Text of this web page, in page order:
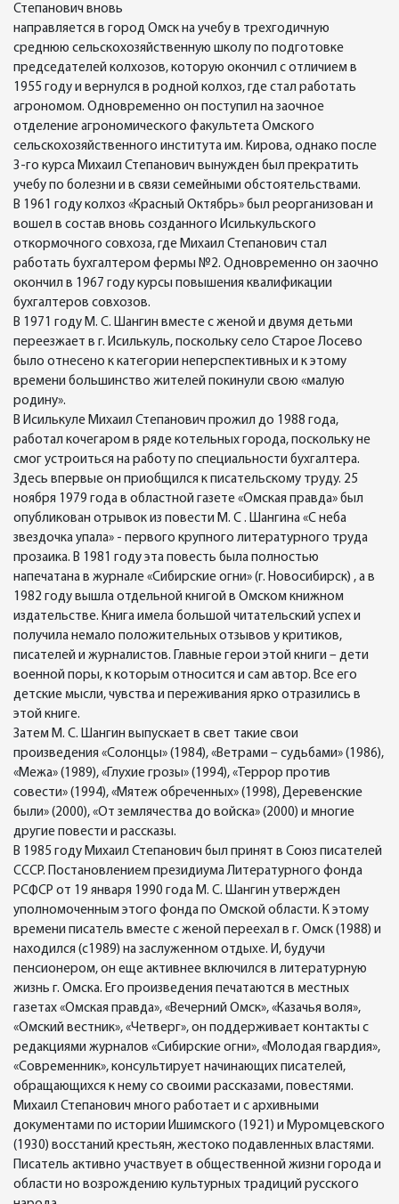
Степанович вновь
направляется в город Омск на учебу в трехгодичную
среднюю сельскохозяйственную школу по подготовке
председателей колхозов, которую окончил с отличием в
1955 году и вернулся в родной колхоз, где стал работать
агрономом. Одновременно он поступил на заочное
отделение агрономического факультета Омского
сельскохозяйственного института им. Кирова, однако после
3-го курса Михаил Степанович вынужден был прекратить
учебу по болезни и в связи семейными обстоятельствами.
В 1961 году колхоз «Красный Октябрь» был реорганизован и
вошел в состав вновь созданного Исилькульского
откормочного совхоза, где Михаил Степанович стал
работать бухгалтером фермы №2. Одновременно он заочно
окончил в 1967 году курсы повышения квалификации
бухгалтеров совхозов.
В 1971 году М. С. Шангин вместе с женой и двумя детьми
переезжает в г. Исилькуль, поскольку село Старое Лосево
было отнесено к категории неперспективных и к этому
времени большинство жителей покинули свою «малую
родину».
В Исилькуле Михаил Степанович прожил до 1988 года,
работал кочегаром в ряде котельных города, поскольку не
смог устроиться на работу по специальности бухгалтера.
Здесь впервые он приобщился к писательскому труду. 25
ноября 1979 года в областной газете «Омская правда» был
опубликован отрывок из повести М. С . Шангина «С неба
звездочка упала» - первого крупного литературного труда
прозаика. В 1981 году эта повесть была полностью
напечатана в журнале «Сибирские огни» (г. Новосибирск) , а в
1982 году вышла отдельной книгой в Омском книжном
издательстве. Книга имела большой читательский успех и
получила немало положительных отзывов у критиков,
писателей и журналистов. Главные герои этой книги – дети
военной поры, к которым относится и сам автор. Все его
детские мысли, чувства и переживания ярко отразились в
этой книге.
Затем М. С. Шангин выпускает в свет такие свои
произведения «Солонцы» (1984), «Ветрами – судьбами» (1986),
«Межа» (1989), «Глухие грозы» (1994), «Террор против
совести» (1994), «Мятеж обреченных» (1998), Деревенские
были» (2000), «От землячества до войска» (2000) и многие
другие повести и рассказы.
В 1985 году Михаил Степанович был принят в Союз писателей
СССР. Постановлением президиума Литературного фонда
РСФСР от 19 января 1990 года М. С. Шангин утвержден
уполномоченным этого фонда по Омской области. К этому
времени писатель вместе с женой переехал в г. Омск (1988) и
находился (с1989) на заслуженном отдыхе. И, будучи
пенсионером, он еще активнее включился в литературную
жизнь г. Омска. Его произведения печатаются в местных
газетах «Омская правда», «Вечерний Омск», «Казачья воля»,
«Омский вестник», «Четверг», он поддерживает контакты с
редакциями журналов «Сибирские огни», «Молодая гвардия»,
«Современник», консультирует начинающих писателей,
обращающихся к нему со своими рассказами, повестями.
Михаил Степанович много работает и с архивными
документами по истории Ишимского (1921) и Муромцевского
(1930) восстаний крестьян, жестоко подавленных властями.
Писатель активно участвует в общественной жизни города и
области но возрождению культурных традиций русского